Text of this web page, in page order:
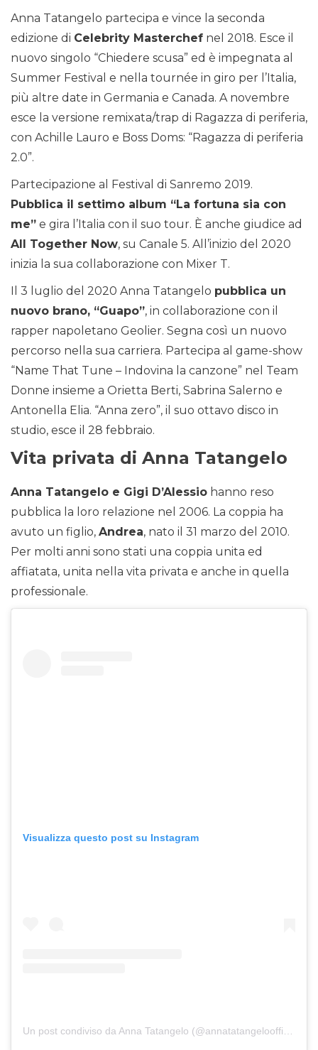
Anna Tatangelo partecipa e vince la seconda
edizione di Celebrity Masterchef nel 2018. Esce il
nuovo singolo “Chiedere scusa” ed è impegnata al
Summer Festival e nella tournée in giro per l’Italia,
più altre date in Germania e Canada. A novembre
esce la versione remixata/trap di Ragazza di periferia,
con Achille Lauro e Boss Doms: “Ragazza di periferia
2.0”.
Partecipazione al Festival di Sanremo 2019.
Pubblica il settimo album “La fortuna sia con
me” e gira l’Italia con il suo tour. È anche giudice ad
All Together Now, su Canale 5. All’inizio del 2020
inizia la sua collaborazione con Mixer T.
Il 3 luglio del 2020 Anna Tatangelo pubblica un
nuovo brano, “Guapo”, in collaborazione con il
rapper napoletano Geolier. Segna così un nuovo
percorso nella sua carriera. Partecipa al game-show
“Name That Tune – Indovina la canzone” nel Team
Donne insieme a Orietta Berti, Sabrina Salerno e
Antonella Elia. “Anna zero”, il suo ottavo disco in
studio, esce il 28 febbraio.
Vita privata di Anna Tatangelo
Anna Tatangelo e Gigi D’Alessio hanno reso
pubblica la loro relazione nel 2006. La coppia ha
avuto un figlio, Andrea, nato il 31 marzo del 2010.
Per molti anni sono stati una coppia unita ed
affiatata, unita nella vita privata e anche in quella
professionale.
Visualizza questo post su Instagram